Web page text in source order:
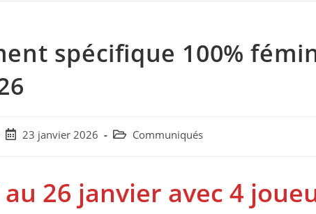
spécifique 100%
Post23 janvier 2026
Post Communiqués
au 26 janvier avec 4